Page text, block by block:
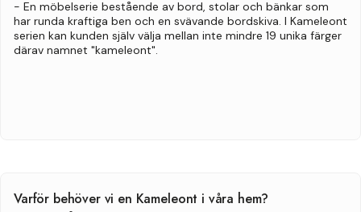
- En möbelserie bestående av bord, stolar och bänkar som
har runda kraftiga ben och en svävande bordskiva. I Kameleont
serien kan kunden själv välja mellan inte mindre 19 unika färger
därav namnet "kameleont".
Varför behöver vi en Kameleont i våra hem?